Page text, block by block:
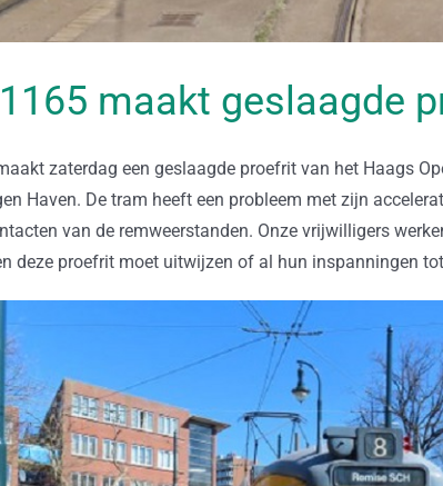
maakt geslaagde
zaterdag een geslaagde proefrit van het Haags
Haven. De tram heeft een probleem met zijn
van de remweerstanden. Onze vrijwilligers
deze proefrit moet uitwijzen of al hun inspanningen